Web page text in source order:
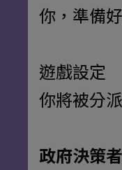
你，準備
遊戲設定
你將被分
政府決策者